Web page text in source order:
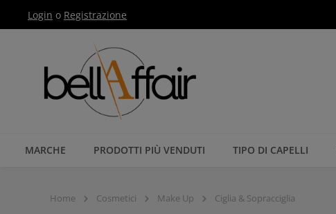
alla navigazione principale
Login o Registrazione
MARCHE PRODOTTI PIÙ VENDUTI TIPO DI CAPELLI
Home Cosmetici Make Up Ciglia & Sopracciglia